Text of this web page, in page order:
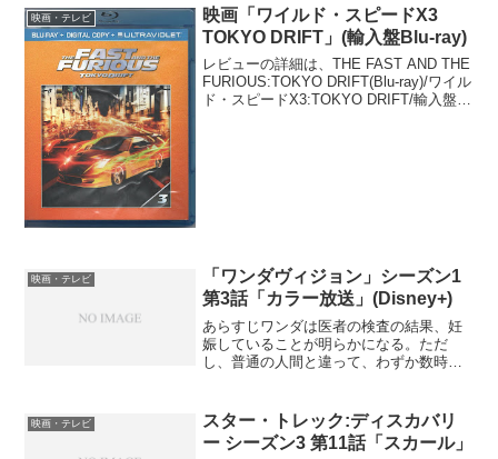
映画・テレビ
映画「ワイルド・スピードX3
TOKYO DRIFT」(輸入盤Blu-ray)
レビューの詳細は、THE FAST AND THE
FURIOUS:TOKYO DRIFT(Blu-ray)/ワイル
ド・スピードX3:TOKYO DRIFT/輸入盤
映画・テレビ
「ワンダヴィジョン」シーズン1
第3話「カラー放送」(Disney+)
あらすじワンダは医者の検査の結果、妊
娠していることが明らかになる。ただ
し、普通の人間と違って、わずか数時間
の名前を巡ってやりとりを繰り返す。そ
の後も順調に妊娠は続き、...
映画・テレビ
スター・トレック:ディスカバリ
ー シーズン3 第11話「スカール」